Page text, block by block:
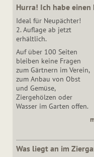
Hurra! Ich habe
Ideal für Neupächter!
2. Auflage ab jetzt
erhältlich.
Auf über 100 Seiten
bleiben keine Fragen
zum Gärtnern im Verein,
zum Anbau von Obst
und Gemüse,
Ziergehölzen oder
Wasser im Garten offen.
Was liegt an im